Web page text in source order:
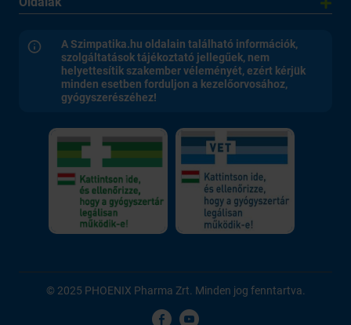
A Szimpatika.hu oldalain található információk,
szolgáltatások tájékoztató jellegűek, nem
helyettesítik szakember véleményét, ezért kérjük
minden esetben forduljon a kezelőorvosához,
gyógyszerészéhez!
© 2025 PHOENIX Pharma Zrt. Minden jog fenntartva.